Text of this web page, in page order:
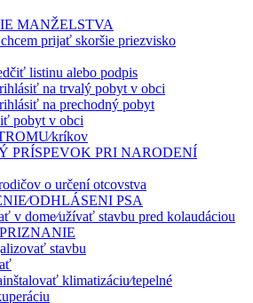
MANŽELSTVA
prijať skoršie priezvisko
listinu alebo podpis
na trvalý pobyt v obci
na prechodný pobyt
pobyt v obci
PRÍSPEVOK PRI NARODENÍ
o určení otcovstva
PSA
v dome⁄užívať stavbu pred kolaudáciou
stavbu
klimatizáciu⁄tepelné